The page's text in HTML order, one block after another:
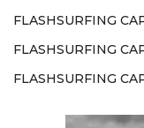
FLASHSURFING
FLASHSURFING
FLASHSURFING